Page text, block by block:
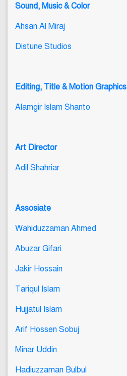
Sound, Music & Color
Ahsan Al Miraj
Distune Studios
Editing, Title & Motion Graphics
Alamgir Islam Shanto
Art Director
Adil Shahriar
Assosiate
Wahiduzzaman Ahmed
Abuzar Gifari
Jakir Hossain
Tariqul Islam
Hujjatul Islam
Arif Hossen Sobuj
Minar Uddin
Hadiuzzaman Bulbul